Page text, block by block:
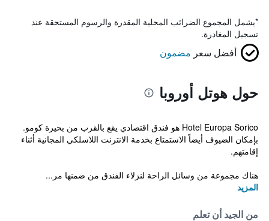
*يشمل المجموع الضرائب المحلية المقدرة والرسوم المستحقة عند
تسجيل المغادرة.
أفضل سعر مضمون
حول هوتل أوروبا
Hotel Europa Sorico هو فندق اقتصادي يقع بالقرب من بحيرة كومو.
بإمكان الضيوف أيضاً الاستمتاع بخدمة الانترنت اللاسلكي المجانية أثناء
إقامتهم.
هناك مجموعة من وسائل الراحة لنزلاء الفندق من ضمنها مر...
المزيد
من الجيد أن تعلم